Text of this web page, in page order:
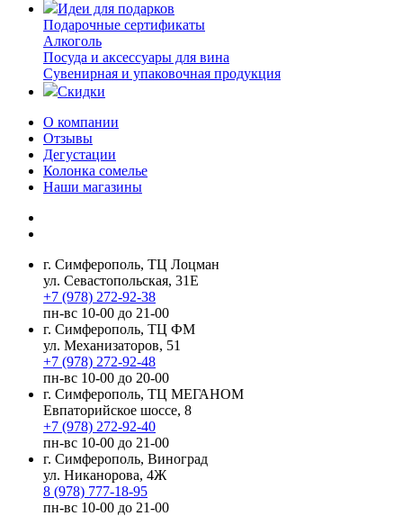
Идеи для подарков
Подарочные сертификаты
Алкоголь
Посуда и аксессуары для вина
Сувенирная и упаковочная продукция
Скидки
О компании
Отзывы
Дегустации
Колонка сомелье
Наши магазины
г. Симферополь, ТЦ Лоцман
ул. Севастопольская, 31Е
+7 (978) 272-92-38
пн-вс 10-00 до 21-00
г. Симферополь, ТЦ ФМ
ул. Механизаторов, 51
+7 (978) 272-92-48
пн-вс 10-00 до 20-00
г. Симферополь, ТЦ МЕГАНОМ
Евпаторийское шоссе, 8
+7 (978) 272-92-40
пн-вс 10-00 до 21-00
г. Симферополь, Виноград
ул. Никанорова, 4Ж
8 (978) 777-18-95
пн-вс 10-00 до 21-00